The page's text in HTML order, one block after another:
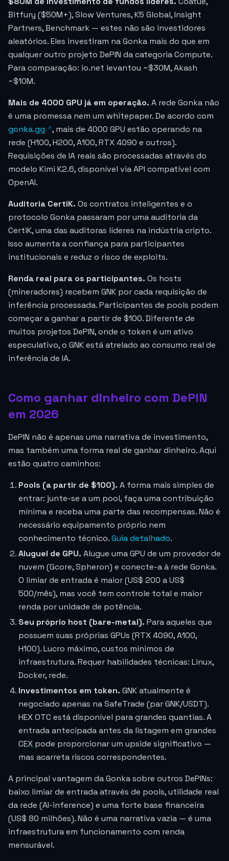
Bitfury ($50M+), Slow Ventures, K5 Global, Insight
Partners, Benchmark — estes não são investidores
aleatórios. Eles investiram na Gonka mais do que em
qualquer outro projeto DePIN da categoria Compute.
Para comparação: io.net levantou ~$30M, Akash
~$10M.
Mais de 4000 GPU já em operação. A rede Gonka não
é uma promessa nem um whitepaper. De acordo com
gonka.gg
, mais de 4000 GPU estão operando na
rede (H100, H200, A100, RTX 4090 e outros).
Requisições de IA reais são processadas através do
modelo Kimi K2.6, disponível via API compatível com
OpenAI.
Auditoria CertiK. Os contratos inteligentes e o
protocolo Gonka passaram por uma auditoria da
CertiK, uma das auditoras líderes na indústria cripto.
Isso aumenta a confiança para participantes
institucionais e reduz o risco de exploits.
Renda real para os participantes. Os hosts
(mineradores) recebem GNK por cada requisição de
inferência processada. Participantes de pools podem
começar a ganhar a partir de $100. Diferente de
muitos projetos DePIN, onde o token é um ativo
especulativo, o GNK está atrelado ao consumo real de
inferência de IA.
Como ganhar dinheiro com DePIN
em 2026
DePIN não é apenas uma narrativa de investimento,
mas também uma forma real de ganhar dinheiro. Aqui
estão quatro caminhos:
Pools (a partir de $100). A forma mais simples de
entrar: junte-se a um pool, faça uma contribuição
mínima e receba uma parte das recompensas. Não é
necessário equipamento próprio nem
conhecimento técnico.Guia detalhado.
Aluguel de GPU. Alugue uma GPU de um provedor de
nuvem (Gcore, Spheron) e conecte-a à rede Gonka.
O limiar de entrada é maior (US$ 200 a US$
500/mês), mas você tem controle total e maior
renda por unidade de potência.
Seu próprio host (bare-metal). Para aqueles que
possuem suas próprias GPUs (RTX 4090, A100,
H100). Lucro máximo, custos mínimos de
infraestrutura. Requer habilidades técnicas: Linux,
Docker, rede.
Investimentos em token. GNK atualmente é
negociado apenas na SafeTrade (par GNK/USDT).
HEX OTC está disponível para grandes quantias. A
entrada antecipada antes da listagem em grandes
CEX pode proporcionar um upside significativo —
mas acarreta riscos correspondentes.
A principal vantagem da Gonka sobre outros DePINs:
baixo limiar de entrada através de pools, utilidade real
da rede (AI-inference) e uma forte base financeira
(US$ 80 milhões). Não é uma narrativa vazia — é uma
infraestrutura em funcionamento com renda
mensurável.